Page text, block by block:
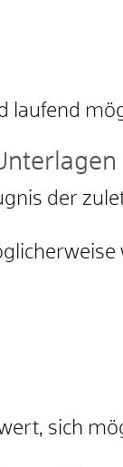
laufend
der
sich